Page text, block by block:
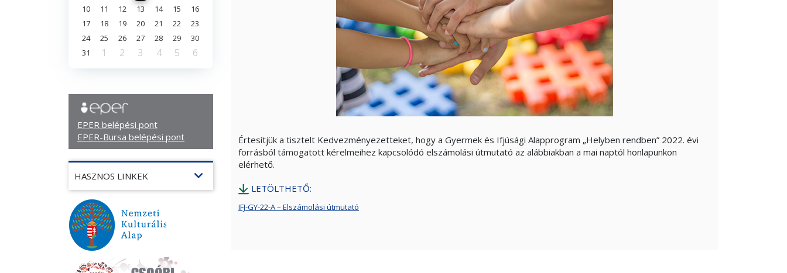
10
11 12 13 14 15
16
17
18 19 20 21 22
23
24
25 26 27 28 29
30
31
1 2 3 4 5 6
EPER belépési pont
EPER-Bursa belépési pont
HASZNOS LINKEK expand_more
Értesítjük a tisztelt Kedvezményezetteket, hogy a Gyermek és Ifjúsági Alapprogram „Helyben rendben” 2022. évi
forrásból támogatott kérelmeihez kapcsolódó elszámolási útmutató az alábbiakban a mai naptól honlapunkon
elérhető.
LETÖLTHETŐ:
IFJ-GY-22-A – Elszámolási útmutató